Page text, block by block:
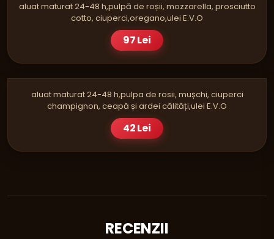
aluat maturat 24-48 h,pulpă de roșii, mozzarella, prosciutto
cotto, ciuperci,oregano,ulei E.V.O
97 Lei
RUSTICA SINGLE
PIZZA
aluat maturat 24-48 h,pulpa de rosii, mușchi, ciuperci
champignon, ceapă și ardei călități,ulei E.V.O
42 Lei
RECENZII